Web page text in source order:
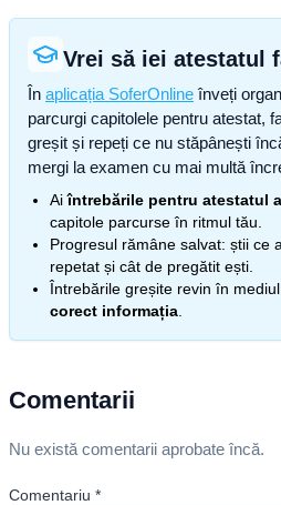
Vrei să iei atestatul
În aplicația SoferOnline înveți
parcurgi capitolele pentru atestat,
greșit și repeți ce nu stăpânești
mergi la examen cu mai multă
Aiîntrebările pentru atestatul
capitole parcurse în ritmul tău.
Progresul rămâne salvat: știi ce
repetat și cât de pregătit ești.
Întrebările greșite revin în
corect informația
Comentarii
Nu există comentarii aprobate încă.
Comentariu *